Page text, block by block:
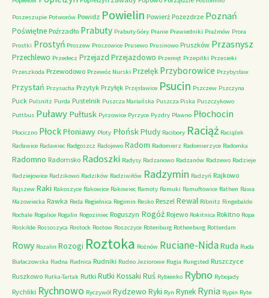
Poszeszupie Potworów Powidz Powielin Powierż Pozezdrze Poznań
Poświętne Poźrzadło Prabuty Prabuty Góry Pranie Prawiedniki Prażmów Prora
Prostki Prostyń Proszew Proszowice Prusewo Prusinowo Pruszków Przasnysz
Przechlewo Przedecz Przejazd Przejazdowo Przemęt Przepitki Przesieki
Przeszkoda Przewodowo Przewóz Nurski Przełęk Przyborowice Przybysław
Przystań Przysucha Przytyk Przyłęk Przęsławice Psucin Pszczew Pszczyna
Puck Pulsnitz Purda Pustelnik Puszcza Mariańska Puszcza Piska Puszczykowo
Puttbus Puławy Pułtusk Pyrzowice Pyrzyce Pyzdry Pławno Płochocin
Płociczno PłockPłoniawy Płoty PłońskPłudy Racibory Raciąż Raciążek
Racławice Radawiec Radgoszcz Radojewo Radom Radomierz Radomierzyce Radomka
Radomno Radomsko Radoszki Radysy Radzanowo Radzanów Radzewo Radzieje
Radziejowice Radzikowo Radzików Radziwiłów Radzymin Radzyń Rajkowo
Rajszew Raki Rakoszyce Rakowice Rakowiec Ramoty Ramuki Ramułtowice Rathen Rawa
Mazowiecka Rawka Reda Regielnica Regimin Resko Reszel Rewal Ribnitz Ringebalde
Rochale Rogalice Rogalin Rogoziniec Roguszyn Rogóż Rojewo Rokitnica Rokitno Ropa
Roskilde Rossoszyca Rostock Rostow Roszczyce Rotenburg Rothenburg Rotterdam
Rowy Rozalin Rozogi Roztoka Rożnów Ruciane-NidaRuda Ruda
Białaczowska Rudna Rudnica Rudniki Rudno Jeziorowe Rugia Rungsted Ruszczyce
Ruszkowo Rutka-Tartak Rutki Rutki Kossaki Ruś Rybienko Rybno Rybojady
Rychliki Rychnowo Ryczywół Rydzewo Ryki Ryn Rynek Rynia Rypin Ryte